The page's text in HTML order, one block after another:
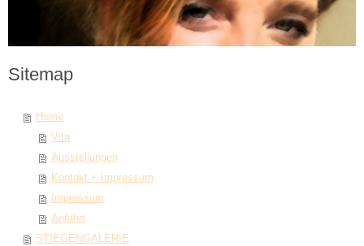
Sitemap
Home
Vita
Ausstellungen
Kontakt + Impressum
Impressum
Anfahrt
STIEGENGALERIE